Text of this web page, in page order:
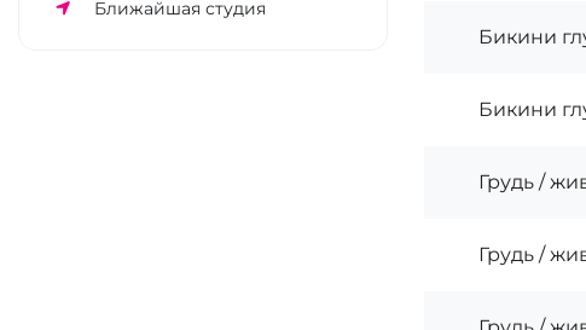
Ближайшая студия
Бикини
Бикини
Грудь /
Грудь /